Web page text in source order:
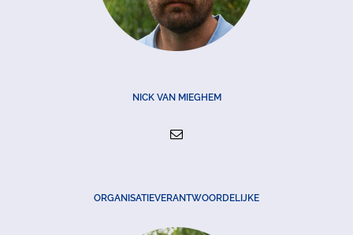
NICK VAN MIEGHEM
ORGANISATIEVERANTWOORDELIJKE